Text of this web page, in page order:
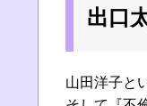
出口
山田洋子と